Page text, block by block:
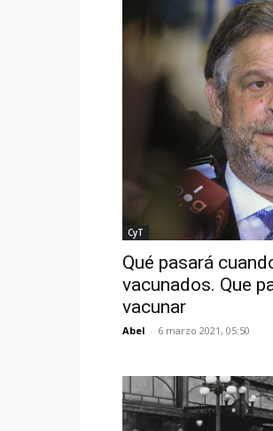
CyT
Qué pasará
vacunados. Que
vacunar
Abel - 6 marzo 2021, 05:50